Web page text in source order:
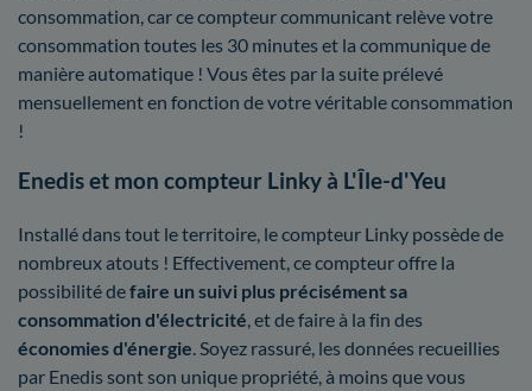
consommation, car ce compteur communicant relève votre
consommation toutes les 30 minutes et la communique de
manière automatique ! Vous êtes par la suite prélevé
mensuellement en fonction de votre véritable consommation
!
Enedis et mon compteur Linky à L'Île-d'Yeu
Installé dans tout le territoire, le compteur Linky possède de
nombreux atouts ! Effectivement, ce compteur offre la
possibilité defaire un suivi plus précisément sa
consommation d'électricité , et de faire à la fin des
économies d'énergie . Soyez rassuré, les données recueillies
par Enedis sont son unique propriété, à moins que vous